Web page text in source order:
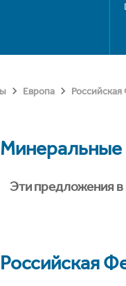
Европа
Эти предложения
Российская